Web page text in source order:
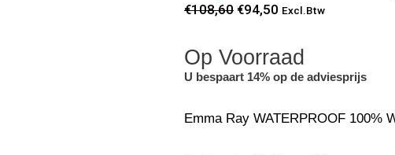
€108,60 Oorspronkelijke
was:
€108,60.
€94,50 Huidige
is:
€94,50.
Excl.Btw
Op Voorraad
U bespaart 14% op de adviesprijs
Emma Ray WATERPROOF 100%